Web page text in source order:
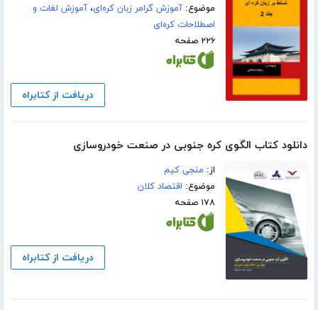
موضوع:آموزش گرامر زبان کره‌ای،آموزش لغات و
اصطلاحات کره‌ای
۲۲۶ صفحه
دریافت از کتابراه
دانلود کتاب الگوی کره جنوبی در صنعت خودروسازی
از: منجی کیم
موضوع: اقتصاد کلان
۱۷۸ صفحه
دریافت از کتابراه